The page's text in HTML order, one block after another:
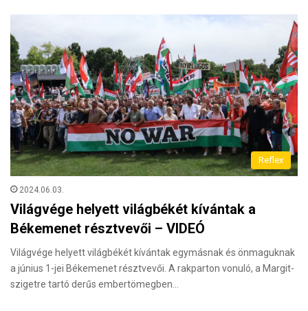
Reflex
2024.06.03.
Világvége helyett világbékét kívántak a
Békemenet résztvevői – VIDEÓ
Világvége helyett világbékét kívántak egymásnak és önmaguknak
a június 1-jei Békemenet résztvevői. A rakparton vonuló, a Margit-
szigetre tartó derűs embertömegben…